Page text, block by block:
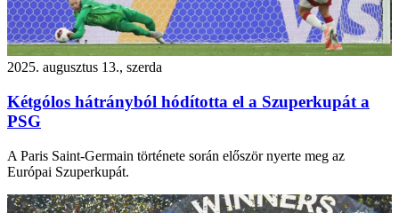
2025. augusztus 13., szerda
Kétgólos hátrányból hódította el a Szuperkupát a
PSG
A Paris Saint-Germain története során először nyerte meg az
Európai Szuperkupát.